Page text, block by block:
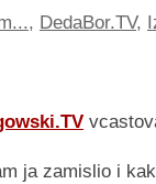
, DedaBor.TV,
ja zamislio i